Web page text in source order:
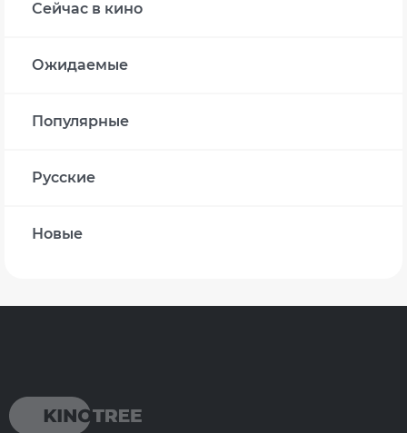
Сейчас в кино
Ожидаемые
Популярные
Русские
Новые